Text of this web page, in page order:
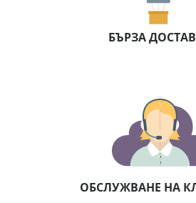
БЪРЗА
ОБСЛУЖВАНЕ НА